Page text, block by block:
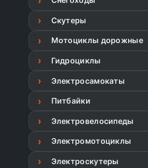
Скутеры
Мотоциклы дорожные
Гидроциклы
Электросамокаты
Питбайки
Электровелосипеды
Электромотоциклы
Электроскутеры